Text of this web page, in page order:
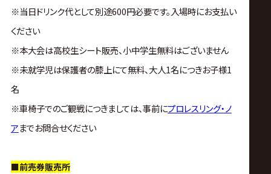
※当日ドリンク代として別途600円必要です。入場時にお支払い
ください
※本大会は高校生シート販売、小中学生無料はございません
※未就学児は保護者の膝上にて無料、大人1名につきお子様1
名
※車椅子でのご観戦につきましては、事前にプロレスリング・ノ
アまでお問合せください
■前売券販売所